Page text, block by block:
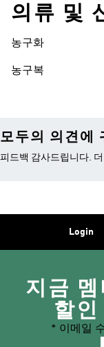
의류 및
농구화
농구복
모두의 의견에
피드백 감사드립니다.
Login
지금 멤
할
* 이메일